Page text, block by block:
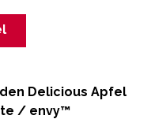
Delicious Apfel
/ envy™